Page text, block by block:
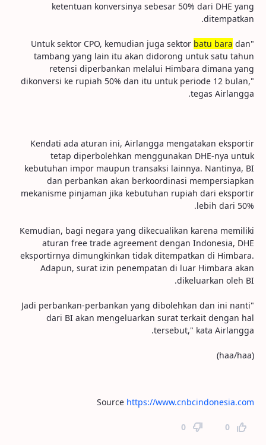
ketentuan konversinya sebesar 50% dari DHE yang
ditempatkan.
"Untuk sektor CPO, kemudian juga sektor
batu bara dan
tambang yang lain itu akan didorong untuk satu tahun
retensi diperbankan melalui Himbara dimana yang
dikonversi ke rupiah 50% dan itu untuk periode 12 bulan,"
tegas Airlangga.
Kendati ada aturan ini, Airlangga mengatakan eksportir
tetap diperbolehkan menggunakan DHE-nya untuk
kebutuhan impor maupun transaksi lainnya. Nantinya, BI
dan perbankan akan berkoordinasi mempersiapkan
mekanisme pinjaman jika kebutuhan rupiah dari eksportir
lebih dari 50%.
Kemudian, bagi negara yang dikecualikan karena memiliki
aturan free trade agreement dengan Indonesia, DHE
eksportirnya dimungkinkan tidak ditempatkan di Himbara.
Adapun, surat izin penempatan di luar Himbara akan
dikeluarkan oleh BI.
"Jadi perbankan-perbankan yang dibolehkan dan ini nanti
dari BI akan mengeluarkan surat terkait dengan hal
tersebut," kata Airlangga.
(haa/haa)
Source https://www.cnbcindonesia.com
0
0